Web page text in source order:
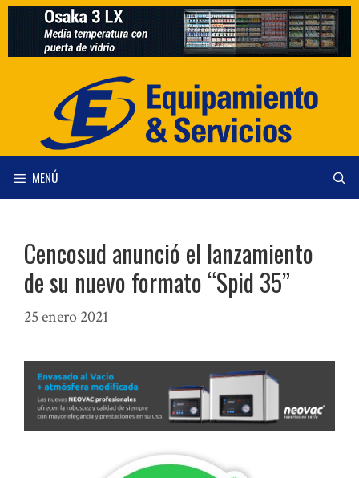
Saltar
contenido
MENÚ
Cencosud anunció el lanzamiento
de su nuevo formato “Spid 35”
25 enero 2021